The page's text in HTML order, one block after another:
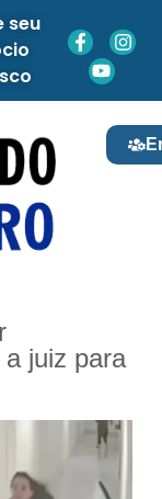
seu
juiz para